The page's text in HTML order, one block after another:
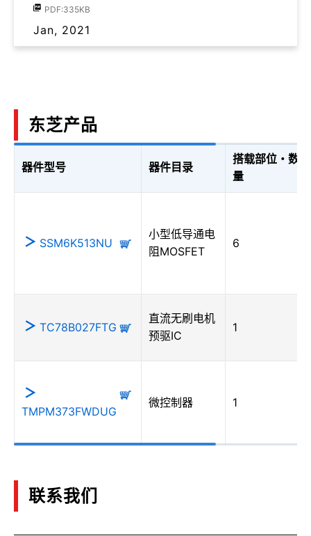
PDF:335KB
Jan, 2021
东芝产品
器件型号 器件目录
搭载部位・数
量
SSM6K513NU
小型低导通电
阻MOSFET
6
TC78B027FTG
直流无刷电机
预驱IC
1
TMPM373FWDUG
微控制器 1
联系我们